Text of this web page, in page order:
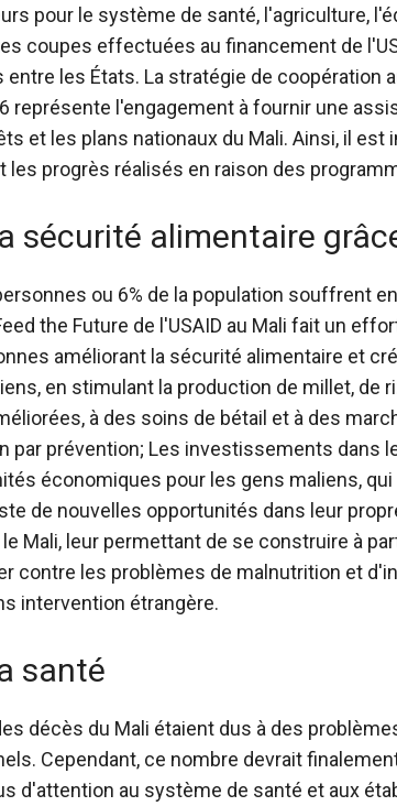
pour le système de santé, l'agriculture,
coupes effectuées au financement de
les États. La stratégie de coopération
représente l'engagement à fournir une
et les plans nationaux du Mali. Ainsi, il
progrès réalisés en raison des
sécurité alimentaire
ou 6% de la population souffrent
the Future de l'USAID au Mali fait un
améliorant la sécurité alimentaire et
en stimulant la production de millet, de
à des soins de bétail et à des
par prévention; Les investissements dans
économiques pour les gens maliens,
de nouvelles opportunités dans leur
Mali, leur permettant de se construire à
contre les problèmes de malnutrition et
intervention étrangère.
santé
décès du Mali étaient dus à des
Cependant, ce nombre devrait
d'attention au système de santé et aux